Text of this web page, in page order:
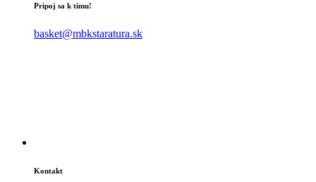
Pripoj sa k tímu!
basket@mbkstaratura.sk
Kontakt